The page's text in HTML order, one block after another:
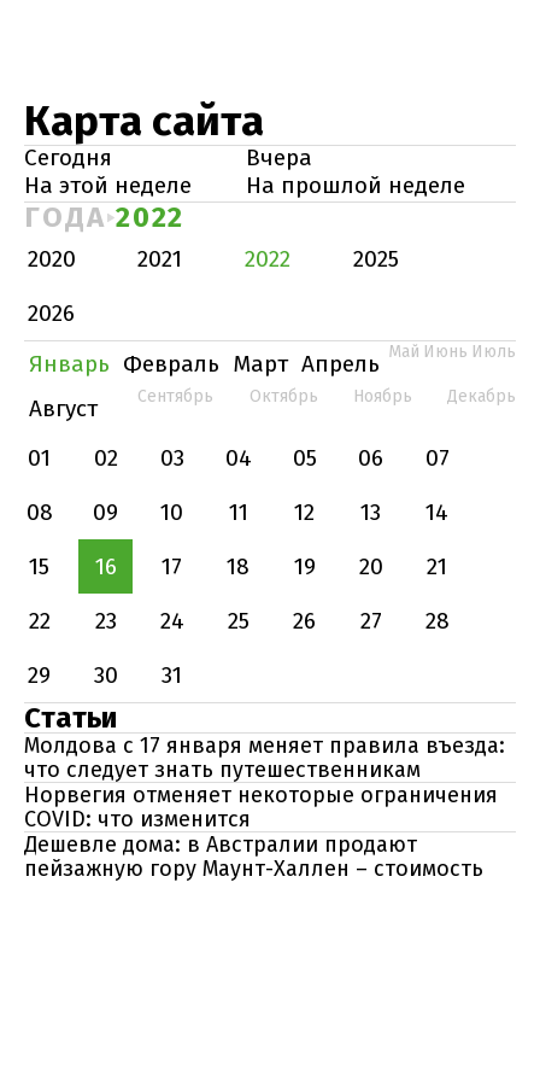
Карта сайта
Сегодня
Вчера
На этой неделе
На прошлой неделе
ГОДА 2022
2020 2021 2022
2025
2026
Январь Февраль Март Апрель Май Июнь Июль
Август Сентябрь Октябрь Ноябрь Декабрь
01 02 03 04 05 06
07
08
09 10 11 12 13
14
15
16 17 18 19 20
21
22
23 24 25 26 27
28
29
30 31
Статьи
Молдова с 17 января меняет правила въезда:
что следует знать путешественникам
Норвегия отменяет некоторые ограничения
COVID: что изменится
Дешевле дома: в Австралии продают
пейзажную гору Маунт-Халлен – стоимость